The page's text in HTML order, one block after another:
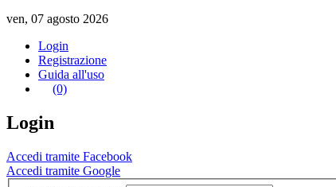
ven, 07 agosto 2026
Login
Registrazione
Guida all'uso
(0)
Login
Accedi tramite Facebook
Accedi tramite Google